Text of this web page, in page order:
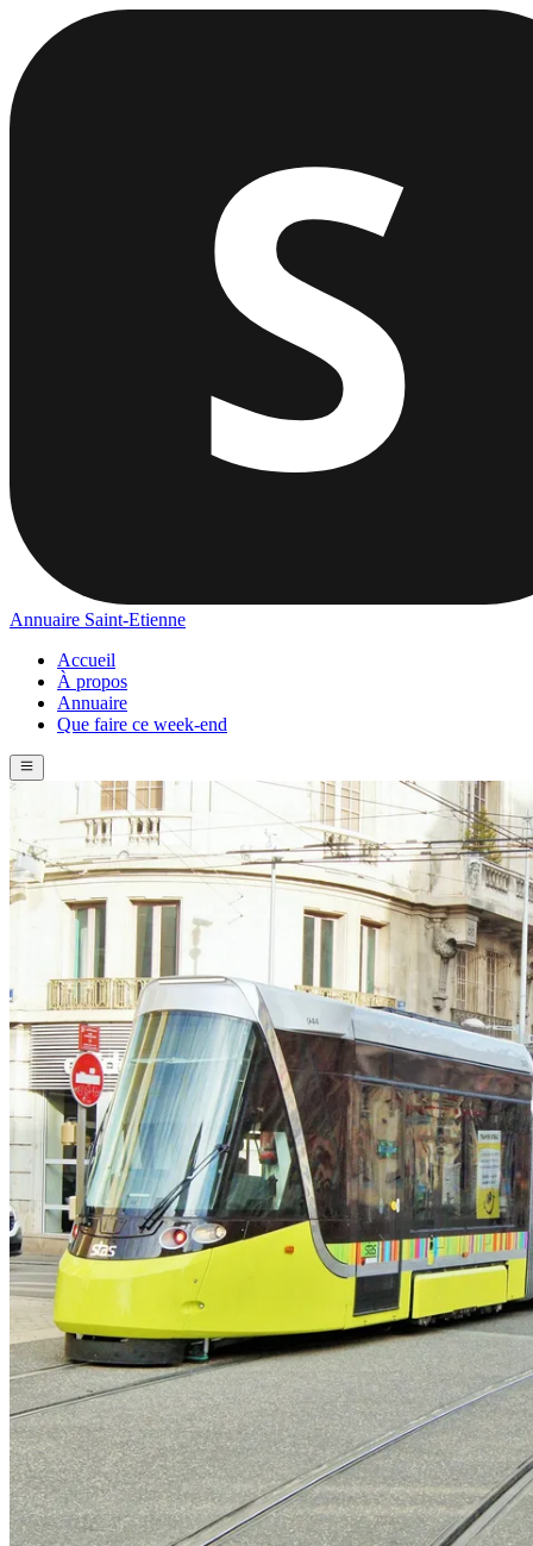
Annuaire Saint-Etienne
Accueil
À propos
Annuaire
Que faire ce week-end